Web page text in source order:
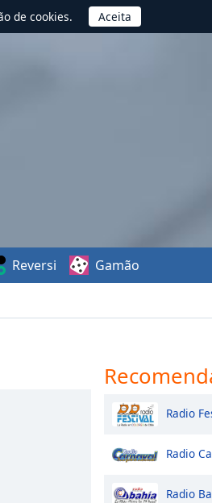
de cookies.
Reversi Gamão
Radio
Radio
Radio